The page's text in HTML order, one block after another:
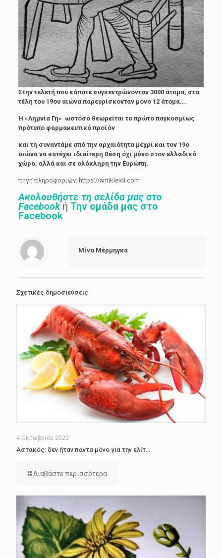
Στην τελετή που κάποτε συγκεντρώνονταν 3000 άτομα, στα
τέλη του 19ου αιώνα παρευρίσκονταν μόνο 12 άτομα….
Η «Λημνία Γη» ωστόσο θεωρείται το πρώτο παγκοσμίως
πρότυπο φαρμακευτικό προϊόν
και τη συναντάμε από την αρχαιότητα μέχρι και τον 19ο
αιώνα να κατέχει ιδιαίτερη θέση όχι μόνο στον ελλαδικό
χώρο, αλλά και σε ολόκληρη την Ευρώπη.
πηγή πληροφοριών: https://antikleidi.com
Ακολουθήστε τη σελίδα μας στο
Facebook ή Την ομάδα μας στο
Facebook
Μίνα Μέρμηγκα
Σχετικές δημοσιεύσεις
4 Οκτωβρίου 2022
Αστακός: δεν ήταν πάντα μόνο για την ελίτ…
Διαβάστε περισσότερα